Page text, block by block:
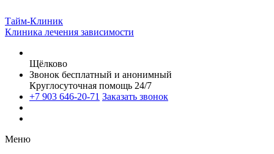
Тайм-Клиник
Клиника лечения зависимости
Щёлково
Звонок бесплатный и анонимный
Круглосуточная помощь 24/7
+7 903 646-20-71 Заказать звонок
Меню